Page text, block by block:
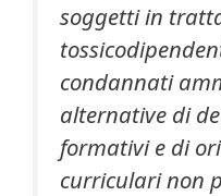
soggetti in
condannati
alternative di
formativi e di
curriculari non